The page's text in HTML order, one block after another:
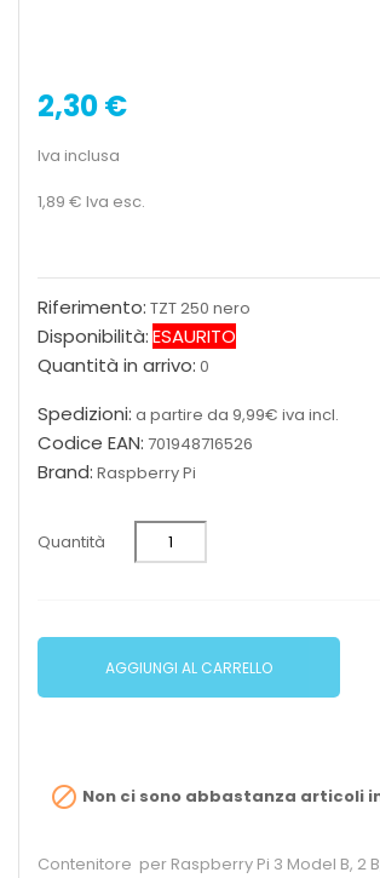
2,30 €
Iva inclusa
1,89 € Iva esc.
Riferimento: TZT 250 nero
Disponibilità:ESAURITO
Quantità in arrivo: 0
Spedizioni: a partire da 9,99€ iva incl.
Codice EAN: 701948716526
Brand: Raspberry Pi
Quantità
AGGIUNGI AL CARRELLO
 Non ci sono abbastanza articoli
Contenitore per Raspberry Pi 3 Model B, 2